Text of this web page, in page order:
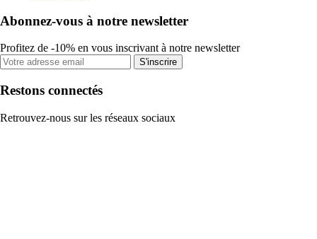
Abonnez-vous à notre newsletter
Profitez de -10% en vous inscrivant à notre newsletter
S'inscrire
Restons connectés
Retrouvez-nous sur les réseaux sociaux